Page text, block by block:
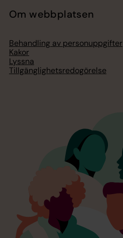
Om webbplatsen
Behandling av personuppgifter
Kakor
Lyssna
Tillgänglighetsredogörelse